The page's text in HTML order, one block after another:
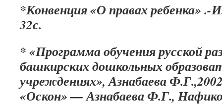
*Конвенция «О правах ребенка» .-
32с.
* «Программа обучения русской
башкирских дошкольных
учреждениях», Азнабаева
«Оскон» — Азнабаева Ф.Г.,